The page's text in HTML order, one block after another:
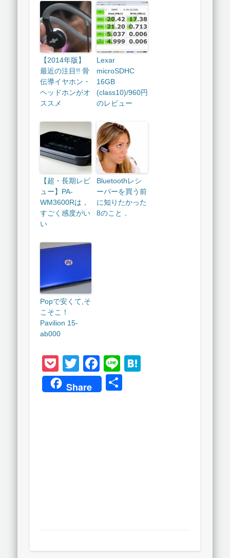
【2014年版】
最近の注目!! 骨
伝導イヤホン・
ヘッドホンがオ
ススメ
Lexar
microSDHC
16GB
(class10)/960円
のレビュー
【超・長期レビ
ュー】PA-
WM3600Rは，
すごく感度がい
い
Bluetoothレシ
ーバーを買う前
に知りたかった
8のこと．
Popで安くて,そ
こそこ！
Pavilion 15-
ab000
Pocket
TwitterFacebook
Line
Share